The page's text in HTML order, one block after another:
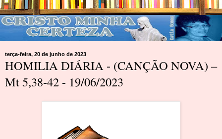
terça-feira, 20 de junho de 2023
HOMILIA DIÁRIA - (CANÇÃO NOVA) –
Mt 5,38-42 - 19/06/2023